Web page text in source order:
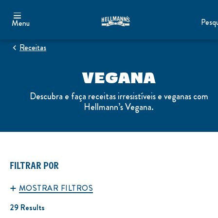
Menu
Receitas
VEGANA
Descubra e faça receitas irresistíveis e veganas com
Hellmann’s Vegana.
FILTRAR POR
MOSTRAR FILTROS
29 Results